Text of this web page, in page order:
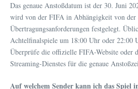
Das genaue Anstoßdatum ist der 30. Juni
wird von der FIFA in Abhängigkeit von der
Übertragungsanforderungen festgelegt.
Achtelfinalspiele um 18:00 Uhr oder 22:00
Überprüfe die offizielle FIFA-Website oder
Streaming-Dienstes für die genaue
Auf welchem Sender kann ich das Spiel